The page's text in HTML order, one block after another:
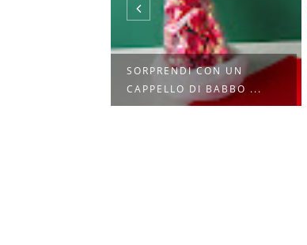
SORPRENDI CON UN
CAPPELLO DI BABBO ...